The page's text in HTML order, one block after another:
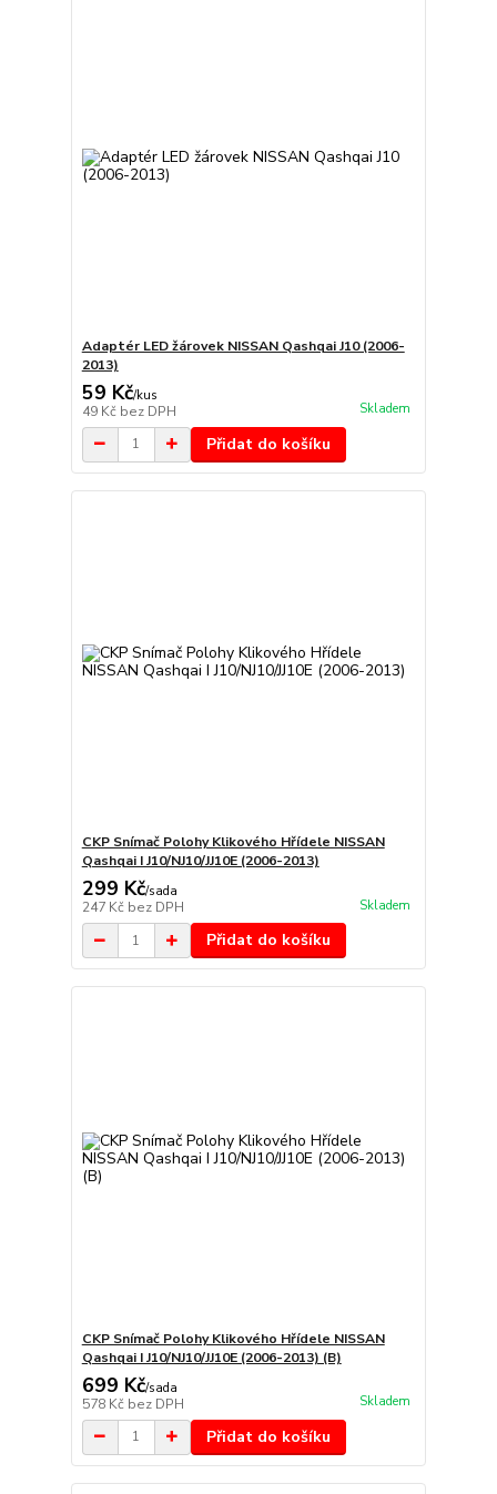
Adaptér LED žárovek NISSAN Qashqai J10 (2006-
2013)
59 Kč/kus
49 Kč bez DPH Skladem
Přidat do košíku
CKP Snímač Polohy Klikového Hřídele NISSAN
Qashqai I J10/NJ10/JJ10E (2006-2013)
299 Kč/sada
247 Kč bez DPH Skladem
Přidat do košíku
CKP Snímač Polohy Klikového Hřídele NISSAN
Qashqai I J10/NJ10/JJ10E (2006-2013) (B)
699 Kč/sada
578 Kč bez DPH Skladem
Přidat do košíku